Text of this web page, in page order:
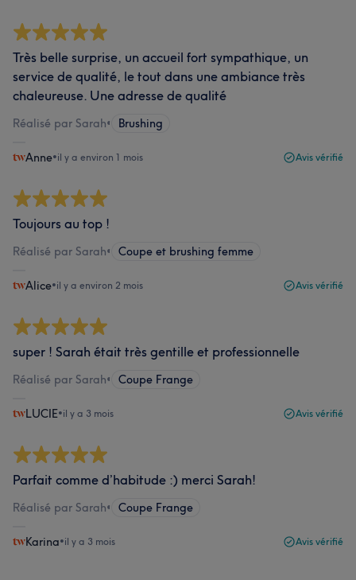
Très belle surprise, un accueil fort sympathique, un
service de qualité, le tout dans une ambiance très
chaleureuse. Une adresse de qualité
Réalisé par Sarah• Brushing
Anne•il y a environ 1 mois Avis vérifié
Toujours au top !
Réalisé par Sarah• Coupe et brushing femme
Alice•il y a environ 2 mois Avis vérifié
super ! Sarah était très gentille et professionnelle
Réalisé par Sarah• Coupe Frange
LUCIE•il y a 3 mois Avis vérifié
Parfait comme d’habitude :) merci Sarah!
Réalisé par Sarah• Coupe Frange
Karina•il y a 3 mois Avis vérifié